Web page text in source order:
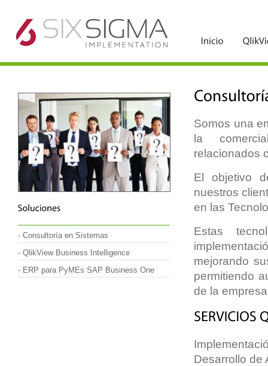
- Consultoría en Sistemas
- QlikView Business Intelligence
- ERP para PyMEs SAP Business One
Somos una
la
relacionados
El objetivo
nuestros
en las
Estas
mejorando
permitiendo
de la
Desarrollo de